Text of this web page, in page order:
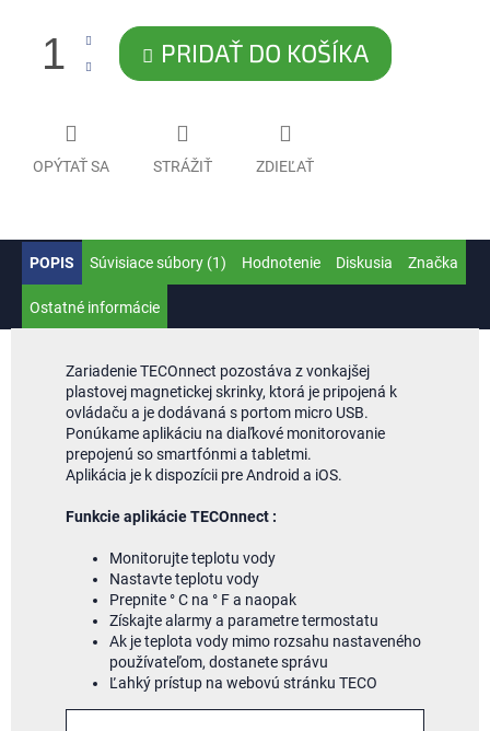
PRIDAŤ DO KOŠÍKA
OPÝTAŤ SA STRÁŽIŤ ZDIEĽAŤ
POPIS Súvisiace súbory (1) Hodnotenie Diskusia Značka
Ostatné informácie
Zariadenie TECOnnect pozostáva z vonkajšej
plastovej magnetickej skrinky, ktorá je pripojená k
ovládaču a je dodávaná s portom micro USB.
Ponúkame aplikáciu na diaľkové monitorovanie
prepojenú so smartfónmi a tabletmi.
Aplikácia je k dispozícii pre Android a iOS.
Funkcie aplikácie TECOnnect :
Monitorujte teplotu vody
Nastavte teplotu vody
Prepnite ° C na ° F a naopak
Získajte alarmy a parametre termostatu
Ak je teplota vody mimo rozsahu nastaveného
používateľom, dostanete správu
Ľahký prístup na webovú stránku TECO